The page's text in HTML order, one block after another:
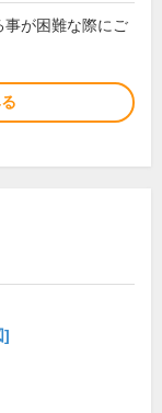
事が困難な際にご
]